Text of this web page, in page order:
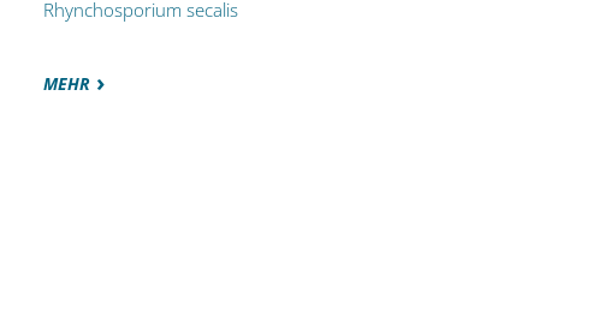
Rhynchosporium secalis
MEHR